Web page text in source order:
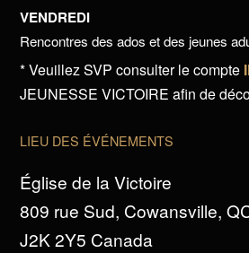
VENDREDI
Rencontres des ados et des jeunes
* Veuillez SVP consulter le compte
JEUNESSE VICTOIRE afin de
LIEU DES ÉVÉNEMENTS
Église de la Victoire
809 rue Sud, Cowansville,
J2K 2Y5 Canada